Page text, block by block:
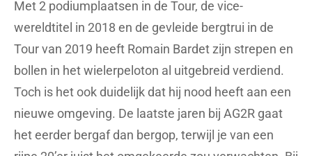
Met 2 podiumplaatsen in de Tour, de vice-
wereldtitel in 2018 en de gevleide bergtrui in de
Tour van 2019 heeft Romain Bardet zijn strepen en
bollen in het wielerpeloton al uitgebreid verdiend.
Toch is het ook duidelijk dat hij nood heeft aan een
nieuwe omgeving. De laatste jaren bij AG2R gaat
het eerder bergaf dan bergop, terwijl je van een